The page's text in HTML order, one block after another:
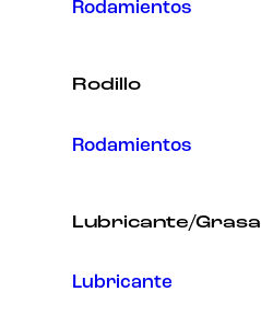
Rodamientos
Rodillo
Rodamientos
Lubricante/Grasa
Lubricante